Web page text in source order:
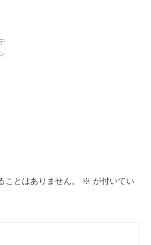
ことはありません。 ※ が付いてい